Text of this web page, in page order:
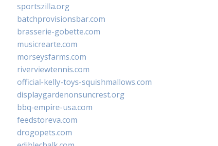
sportszilla.org
batchprovisionsbar.com
brasserie-gobette.com
musicrearte.com
morseysfarms.com
riverviewtennis.com
official-kelly-toys-squishmallows.com
displaygardenonsuncrest.org
bbq-empire-usa.com
feedstoreva.com
drogopets.com